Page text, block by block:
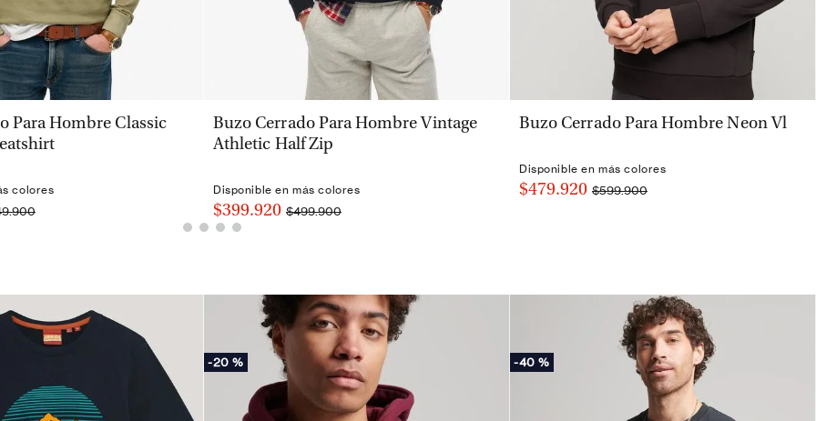
VISTA RÁPIDA
Para Hombre Classic
colores
VISTA RÁPIDA
Buzo Cerrado Para Hombre Vintage
Athletic Half Zip
Disponible en más colores
$399.920 $499.900
VISTA RÁPIDA
Buzo Cerrado Para Hombre Neon Vl
Disponible en más colores
$479.920 $599.900
-20 % -40 %